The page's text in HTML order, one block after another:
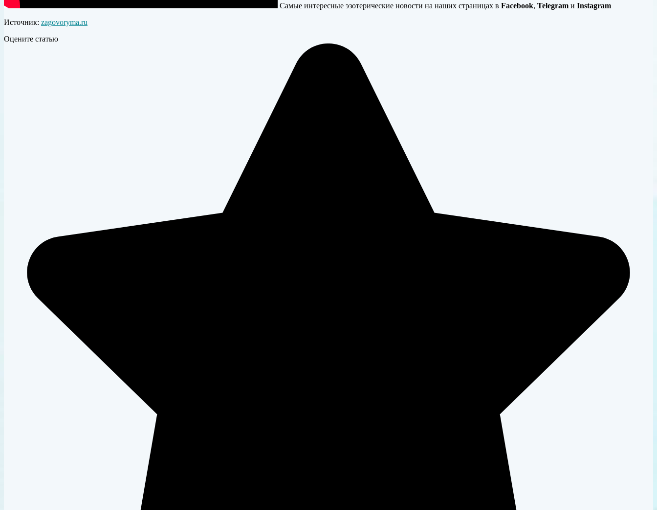
Самые интересные эзотерические новости на наших страницах в Facebook, Telegram и Instagram
Источник: zagovoryma.ru
Оцените статью